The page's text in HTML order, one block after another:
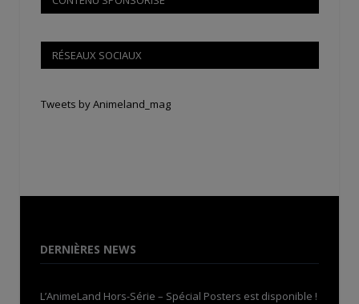
RÉSEAUX SOCIAUX
Tweets by Animeland_mag
DERNIÈRES NEWS
L’AnimeLand Hors-Série – Spécial Posters est disponible !